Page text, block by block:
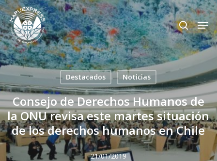
Skip
to
main
content
search
Destacados Noticias
Consejo de Derechos Humanos de
la ONU revisa este martes situación
de los derechos humanos en Chile
21/01/2019
Close
Menu